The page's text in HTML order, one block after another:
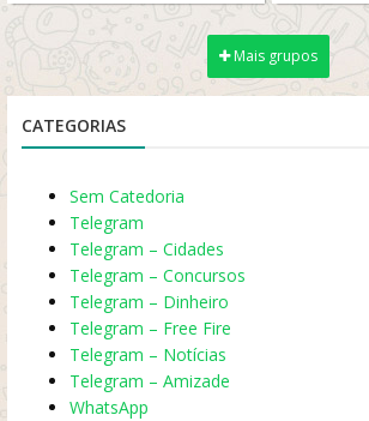
Mais grupos
CATEGORIAS
Sem Catedoria
Telegram
Telegram – Cidades
Telegram – Concursos
Telegram – Dinheiro
Telegram – Free Fire
Telegram – Notícias
Telegram – Amizade
WhatsApp